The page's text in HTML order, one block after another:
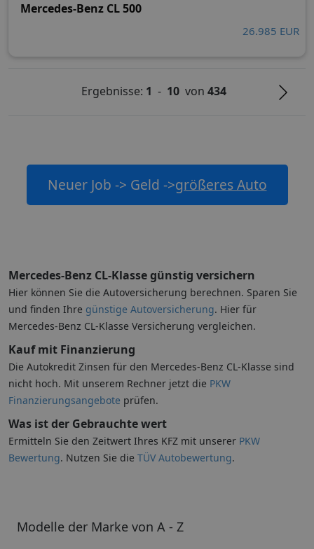
Modelle der Marke von A - Z
Mercedes-Benz CL 500
26.985 EUR
Ergebnisse: 1 - 10 von434
Neuer Job -> Geld ->größeres Auto
Mercedes-Benz CL-Klasse günstig versichern
Hier können Sie die Autoversicherung berechnen. Sparen Sie
und finden Ihre günstige Autoversicherung. Hier für
Mercedes-Benz CL-Klasse Versicherung vergleichen.
Kauf mit Finanzierung
Die Autokredit Zinsen für den Mercedes-Benz CL-Klasse sind
nicht hoch. Mit unserem Rechner jetzt die PKW
Finanzierungsangebote prüfen.
Was ist der Gebrauchte wert
Ermitteln Sie den Zeitwert Ihres KFZ mit unserer PKW
Bewertung. Nutzen Sie die TÜV Autobewertung.